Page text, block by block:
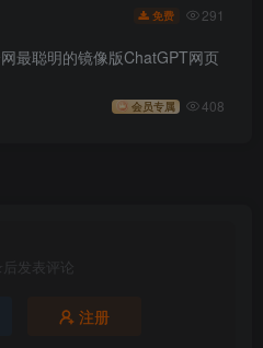
免费 291
最聪明的镜像版ChatGPT网页
会员专属 408
发表评论
注册